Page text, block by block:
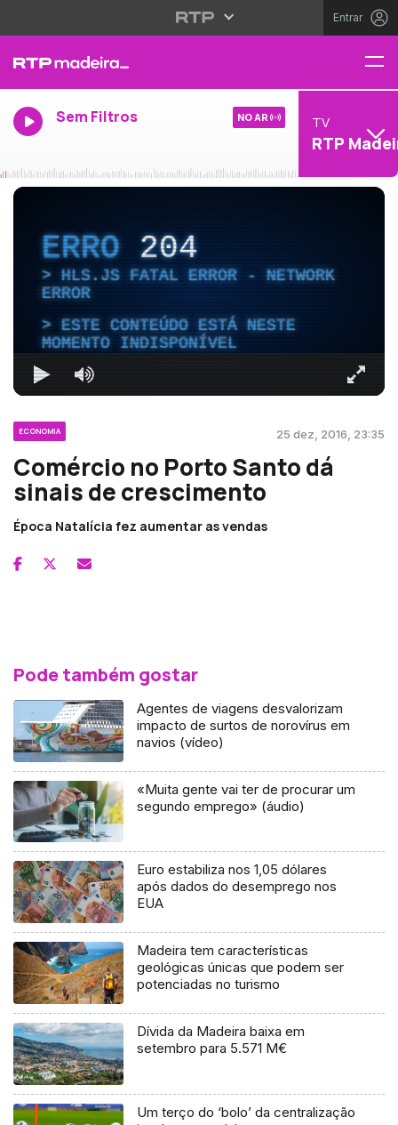
Entrar
Sem Filtros NO AR TV
RTP
ERRO204
HLS.JS FATAL ERROR - NETWORK
ERROR
ESTE CONTEÚDO ESTÁ NESTE
MOMENTO INDISPONÍVEL
ECONOMIA 25 dez, 2016, 23:35
Comércio no Porto Santo dá
sinais de crescimento
Época Natalícia fez aumentar as vendas
Pode também gostar
Agentes de viagens desvalorizam
impacto de surtos de norovírus em
navios (vídeo)
«Muita gente vai ter de procurar um
segundo emprego» (áudio)
Euro estabiliza nos 1,05 dólares
após dados do desemprego nos
EUA
Madeira tem características
geológicas únicas que podem ser
potenciadas no turismo
Dívida da Madeira baixa em
setembro para 5.571 M€
Um terço do ‘bolo’ da centralização